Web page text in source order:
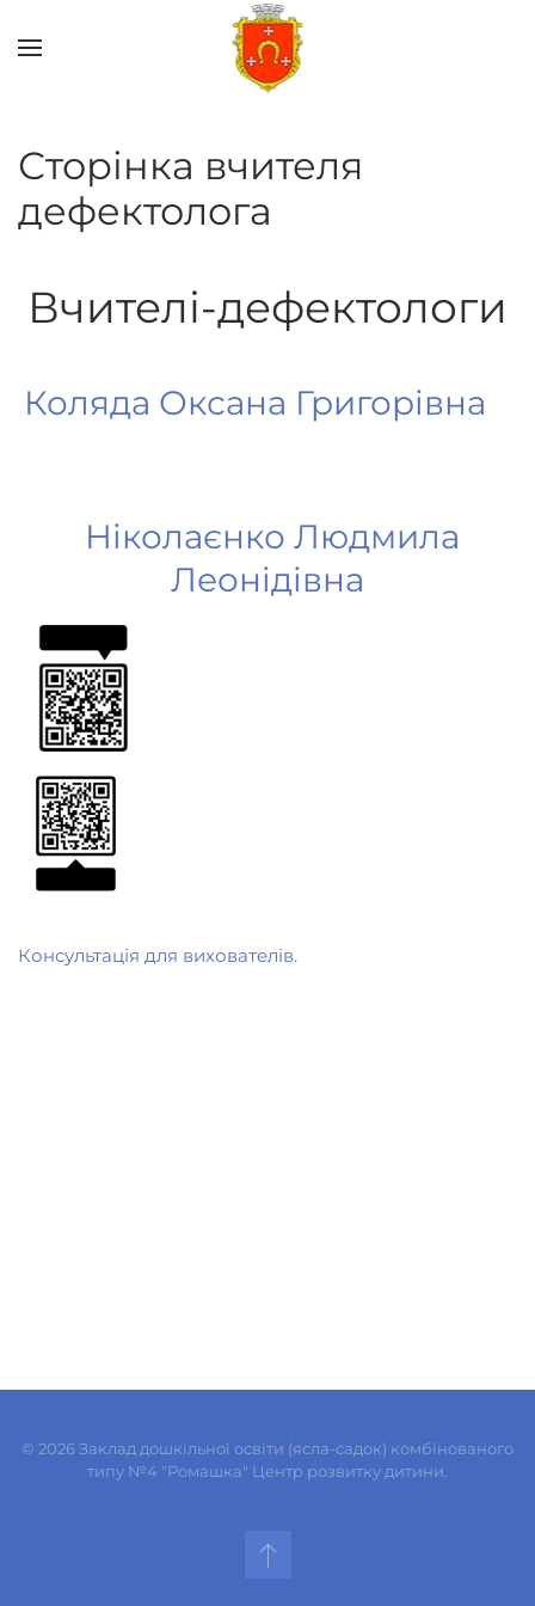
Сторінка вчителя
дефектолога
Вчителі-дефектологи
Коляда Оксана Григорівна
Ніколаєнко Людмила
Леонідівна
Консультація для вихователів.
© 2026Заклад дошкільної освіти (ясла-садок) комбінованого
типу №4 "Ромашка" Центр розвитку дитини.